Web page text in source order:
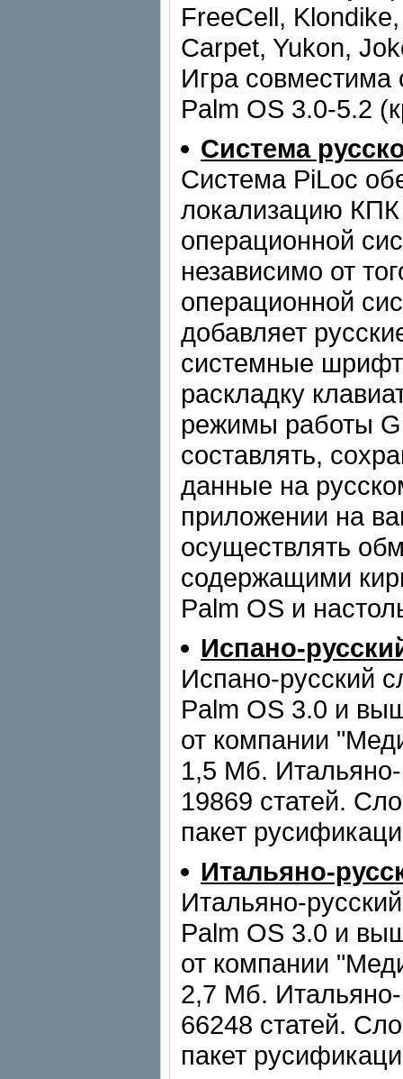
FreeCell,
Carpet, Yukon,
Игра совместима
Palm OS 3.0-5.2
Система
Система PiLoc
локализацию
операционной
независимо от
операционной
добавляет
системные
раскладку
режимы работы
составлять,
данные на
приложении на
осуществлять
содержащими
Palm OS и
Испано-
Испано-русский
Palm OS 3.0 и
от компании
1,5 Мб.
19869 статей.
пакет
Итальяно-
Итальяно-
Palm OS 3.0 и
от компании
2,7 Мб. Итальяно-
66248 статей.
пакет